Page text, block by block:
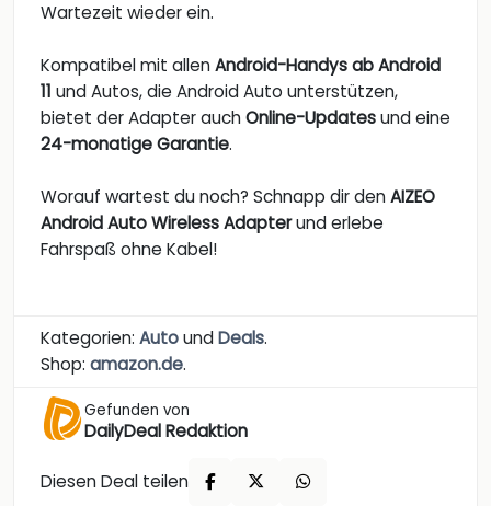
Wartezeit wieder ein.
Kompatibel mit allenAndroid-Handys ab Android
11 und Autos, die Android Auto unterstützen,
bietet der Adapter auchOnline-Updatesund eine
24-monatige Garantie.
Worauf wartest du noch? Schnapp dir denAIZEO
Android Auto Wireless Adapterund erlebe
Fahrspaß ohne Kabel!
Kategorien: AutoundDeals.
Shop: amazon.de.
Gefunden von
DailyDeal Redaktion
Diesen Deal teilen